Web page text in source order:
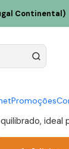
Promoções
Continental)
de
ideal